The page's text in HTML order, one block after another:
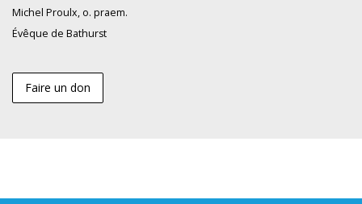
Michel Proulx, o. praem.
Évêque de Bathurst
Faire un don